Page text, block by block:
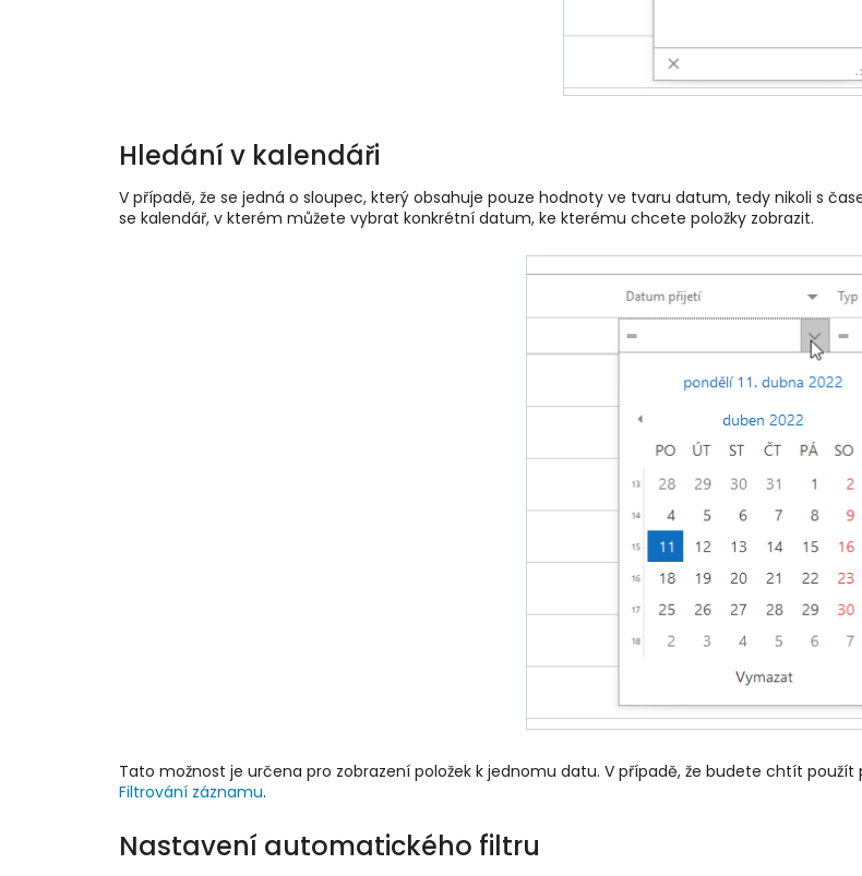
Hledání v kalendáři
V případě, že se jedná o sloupec, který obsahuje pouze hodnoty ve tvaru datum, tedy nikoli s
se kalendář, v kterém můžete vybrat konkrétní datum, ke kterému chcete položky zobrazit.
Tato možnost je určena pro zobrazení položek k jednomu datu. V případě, že budete chtít
Filtrování záznamu.
Nastavení automatického filtru